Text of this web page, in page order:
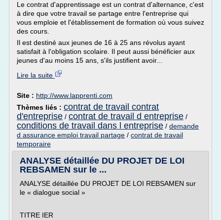
Le contrat d'apprentissage est un contrat d'alternance, c'est
à dire que votre travail se partage entre l'entreprise qui
vous emploie et l'établissement de formation où vous suivez
des cours.
Il est destiné aux jeunes de 16 à 25 ans révolus ayant
satisfait à l'obligation scolaire. Il peut aussi bénéficier aux
jeunes d'au moins 15 ans, s'ils justifient avoir...
Lire la suite
Site : http://www.lapprenti.com
Thèmes liés : contrat de travail contrat
d'entreprise / contrat de travail d entreprise /
conditions de travail dans l entreprise / demande
d assurance emploi travail partage / contrat de travail
temporaire
ANALYSE détaillée DU PROJET DE LOI
REBSAMEN sur le ...
ANALYSE détaillée DU PROJET DE LOI REBSAMEN sur
le « dialogue social »
TITRE IER